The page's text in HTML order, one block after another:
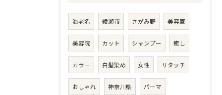
海老名 綾瀬市 さがみ野 美容室
美容院 カット シャンプー 癒し
カラー 白髪染め 女性 リタッチ
おしゃれ 神奈川県 パーマ